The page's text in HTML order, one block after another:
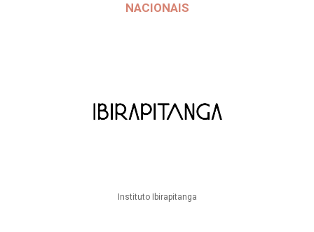
NACIONAIS
Instituto Ibirapitanga